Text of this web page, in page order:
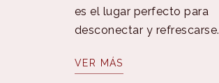
es el lugar perfecto para
desconectar y refrescarse.
VER MÁS